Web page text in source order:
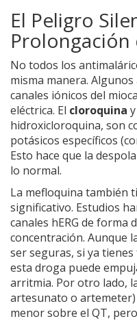
El Peligro
No todos los
misma manera.
canales iónicos del
eléctrica. El cloroquina
hidroxicloroquina, son
potásicos específicos
Esto hace que la
lo normal.
La mefloquina también
significativo. Estudios
canales hERG de forma
concentración. Aunque
ser seguras, si ya
esta droga puede
arritmia. Por otro lado,
artesunato o
menor sobre el QT,